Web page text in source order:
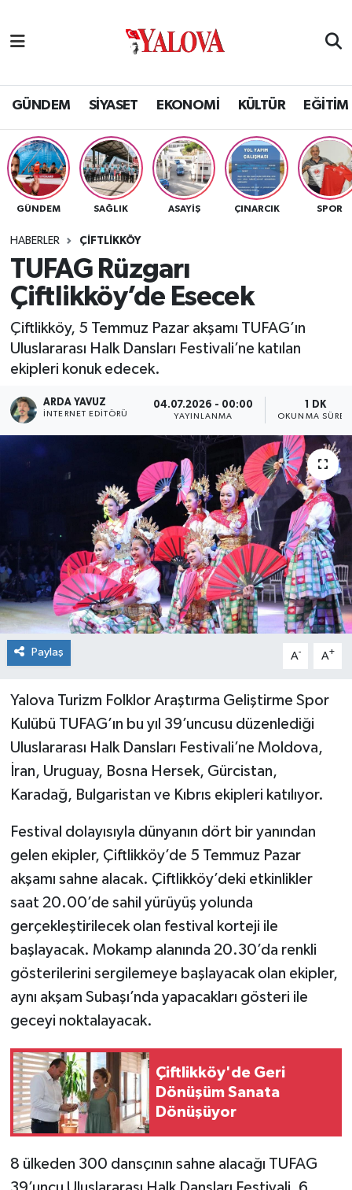
GÜNDEM SİYASET EKONOMİ KÜLTÜR EĞİTİM
GÜNDEM SAĞLIK ASAYİŞ ÇINARCIK SPOR
HABERLER ÇİFTLİKKÖY
TUFAG Rüzgarı
Çiftlikköy’de Esecek
Çiftlikköy, 5 Temmuz Pazar akşamı TUFAG’ın
Uluslararası Halk Dansları Festivali’ne katılan
ekipleri konuk edecek.
ARDA YAVUZ
İNTERNET EDITÖRÜ
04.07.2026 - 00:00
YAYINLANMA
1 DK
OKUNMA
Paylaş A- A+
Yalova Turizm Folklor Araştırma Geliştirme Spor
Kulübü TUFAG’ın bu yıl 39’uncusu düzenlediği
Uluslararası Halk Dansları Festivali’ne Moldova,
İran, Uruguay, Bosna Hersek, Gürcistan,
Karadağ, Bulgaristan ve Kıbrıs ekipleri katılıyor.
Festival dolayısıyla dünyanın dört bir yanından
gelen ekipler, Çiftlikköy’de 5 Temmuz Pazar
akşamı sahne alacak. Çiftlikköy’deki etkinlikler
saat 20.00’de sahil yürüyüş yolunda
gerçekleştirilecek olan festival korteji ile
başlayacak. Mokamp alanında 20.30’da renkli
gösterilerini sergilemeye başlayacak olan ekipler,
aynı akşam Subaşı’nda yapacakları gösteri ile
geceyi noktalayacak.
Çiftlikköy'de Geri
Dönüşüm Sanata
Dönüşüyor
8 ülkeden 300 dansçının sahne alacağı TUFAG
SİYASET
EKONOMİ
KÜLTÜR
BİLİM VE TEKNOLOJİ
ASAYİŞ
SAĞLIK
ULUSAL
RESMİ İLAN
Yalova Nöbetçi Eczaneler
Yalova Hava Durumu
Yalova Namaz Vakitleri
Yalova Trafik Yoğunluk Haritası
Tüm Manşetler
Son Dakika Haberleri
Haber Arşivi